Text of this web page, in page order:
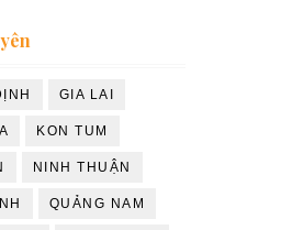
GIA LAI
KON TUM
NINH THUẬN
QUẢNG NAM